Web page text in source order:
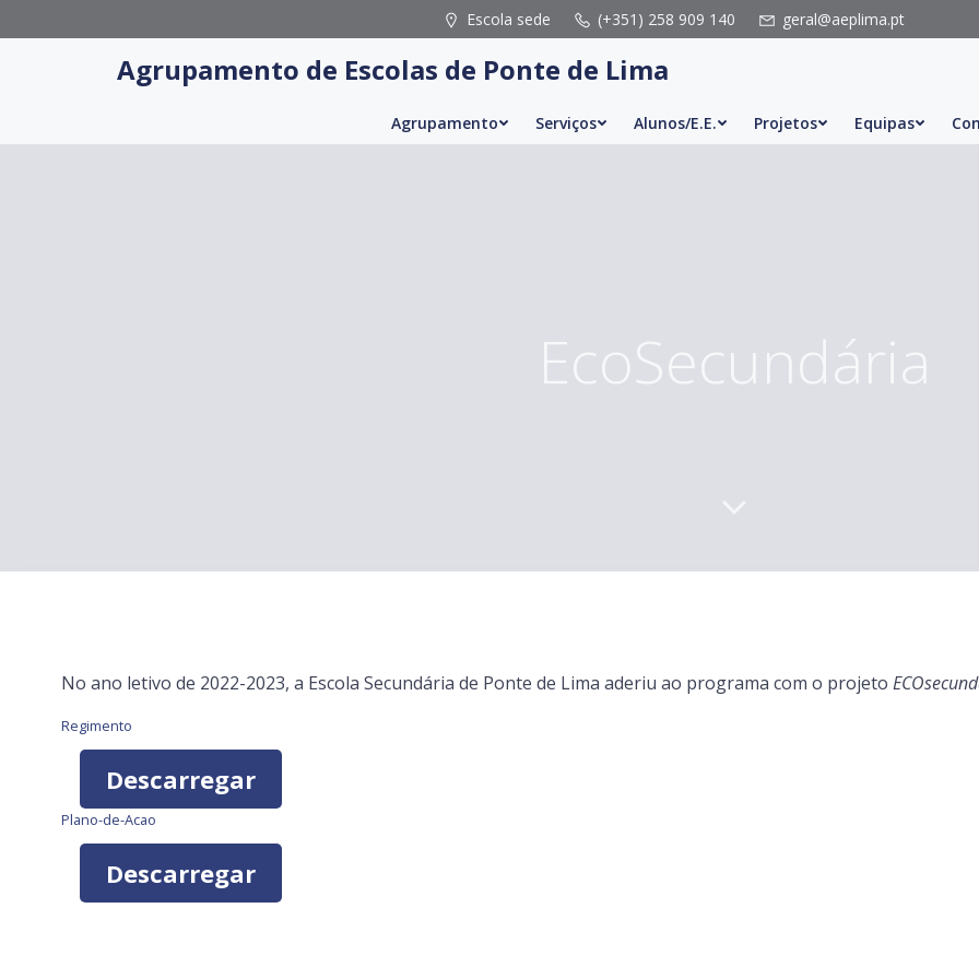
to
Escola sede (+351) 258 909 140 geral@aeplima.pt
Agrupamento de Escolas de Ponte de Lima
Agrupamento Serviços Alunos/E.E. Projetos Equipas
EcoSecundária
No ano letivo de 2022-2023, a Escola Secundária de Ponte de Lima aderiu ao programa com o projeto
Regimento
Descarregar
Plano-de-Acao
Descarregar